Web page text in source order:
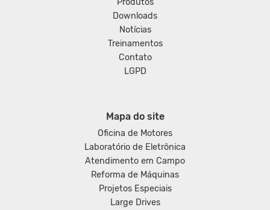
Downloads
Notícias
Treinamentos
Contato
LGPD
Mapa do site
Oficina de Motores
Laboratório de Eletrônica
Atendimento em Campo
Reforma de Máquinas
Projetos Especiais
Large Drives